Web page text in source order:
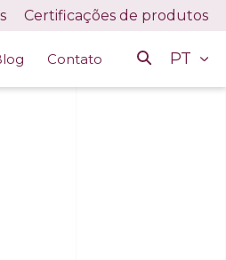
Certificações de produtos
Contato PT